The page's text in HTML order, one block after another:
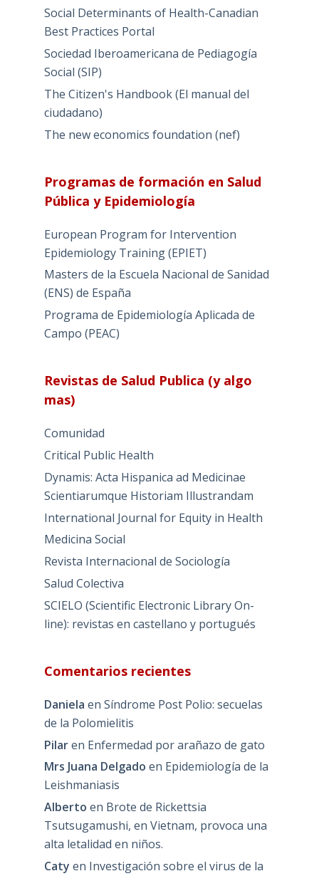
Social Determinants of Health-Canadian
Best Practices Portal
Sociedad Iberoamericana de Pediagogía
Social (SIP)
The Citizen's Handbook (El manual del
ciudadano)
The new economics foundation (nef)
Programas de formación en Salud
Pública y Epidemiología
European Program for Intervention
Epidemiology Training (EPIET)
Masters de la Escuela Nacional de Sanidad
(ENS) de España
Programa de Epidemiología Aplicada de
Campo (PEAC)
Revistas de Salud Publica (y algo
mas)
Comunidad
Critical Public Health
Dynamis: Acta Hispanica ad Medicinae
Scientiarumque Historiam Illustrandam
International Journal for Equity in Health
Medicina Social
Revista Internacional de Sociología
Salud Colectiva
SCIELO (Scientific Electronic Library On-
line): revistas en castellano y portugués
Comentarios recientes
Daniela en Síndrome Post Polio: secuelas
de la Polomielitis
Pilaren Enfermedad por arañazo de gato
Mrs Juana Delgado en Epidemiología de la
Leishmaniasis
Alberto en Brote de Rickettsia
Tsutsugamushi, en Vietnam, provoca una
alta letalidad en niños.
Caty en Investigación sobre el virus de la